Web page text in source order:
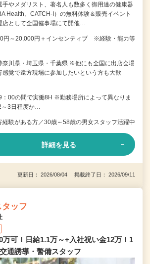
手やメダリスト、著名人も数多く御用達の健康器
Health、CATCH-I）の無料体験＆販売イベント
店として全国催事場にて開催…
円～20,000円＋インセンティブ ※経験・能力等
奈川県・埼玉県・千葉県 ※他にも全国に出店会場
感覚で遠方現場に参加したいという方も大歓
：00の間で実働8H ※勤務場所によって異なりま
3日程度か…
経験がある方／30歳～58歳の男女スタッフ活躍中
詳細を見る
更新日： 2026/08/04 掲載終了日： 2026/09/11
ッフ
万可！日給1.1万～+入社祝い金12万！1
通誘導・警備スタッフ